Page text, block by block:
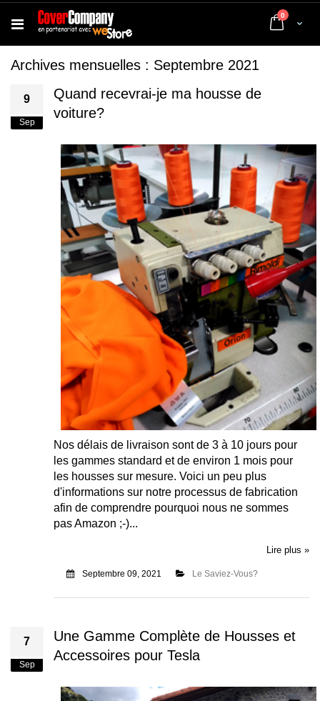
Cart
0 articles
Archives mensuelles : Septembre 2021
9
Sep
Quand recevrai-je ma housse de
voiture?
Nos délais de livraison sont de 3 à 10 jours pour
les gammes standard et de environ 1 mois pour
les housses sur mesure. Voici un peu plus
d'informations sur notre processus de fabrication
afin de comprendre pourquoi nous ne sommes
pas Amazon ;-)...
Lire plus »
Septembre 09, 2021 Le Saviez-Vous?
7
Sep
Une Gamme Complète de Housses et
Accessoires pour Tesla